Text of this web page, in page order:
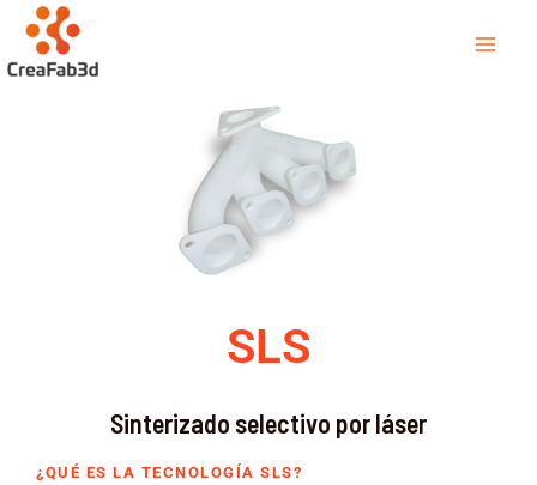
contenido
SLS
Sinterizado selectivo por láser
¿QUÉ ES LA TECNOLOGÍA SLS?